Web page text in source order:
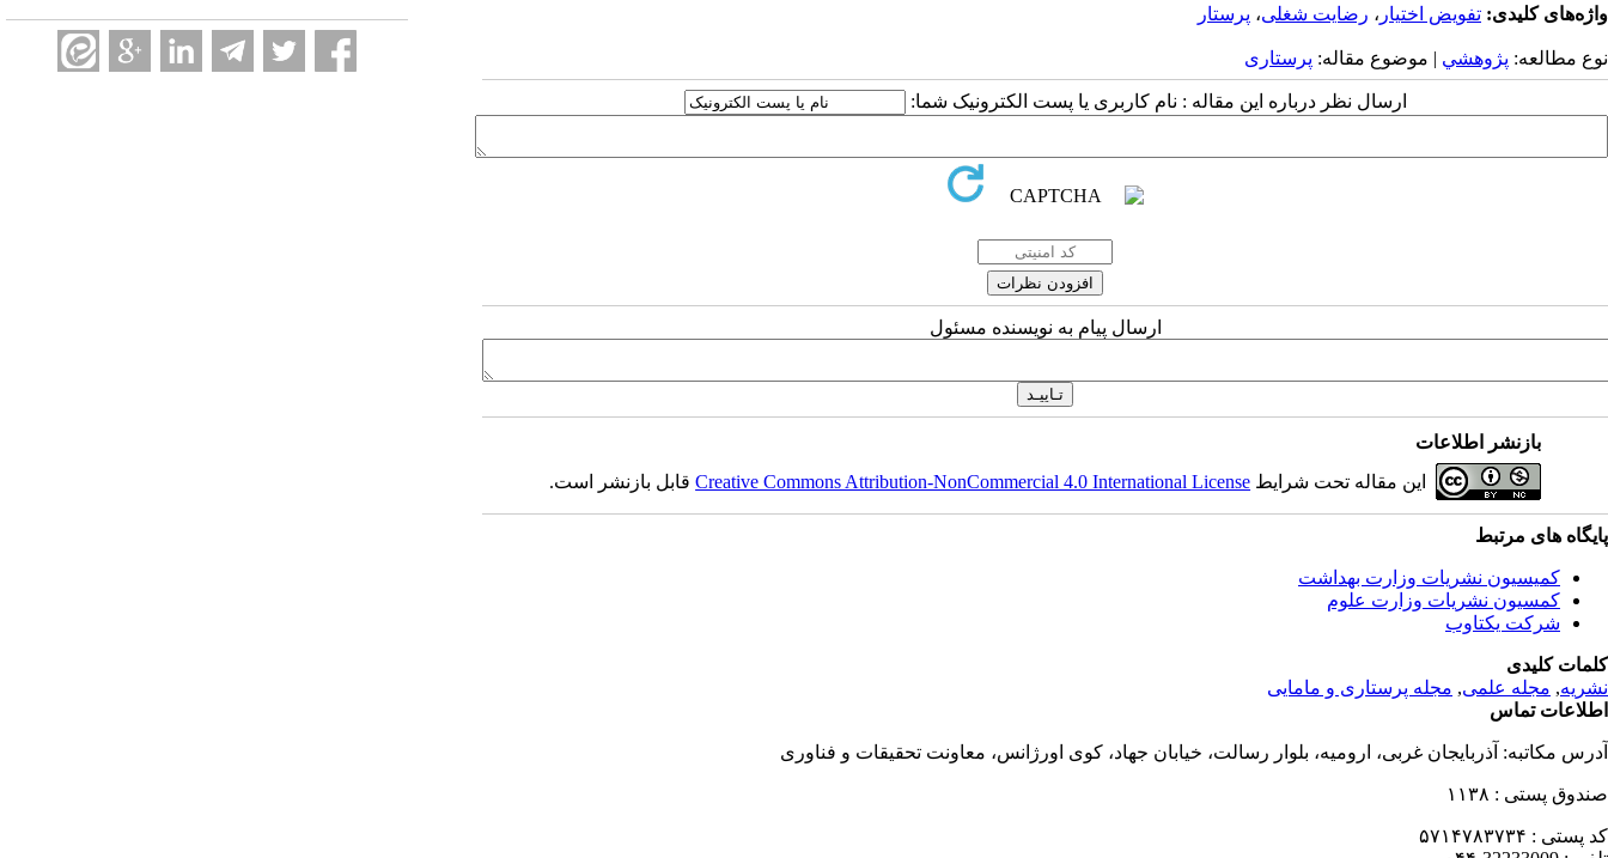
واژه‌های کلیدی: تفویض اختیار ، رضایت شغلی، پرستار
نوع مطالعه: پژوهشي | موضوع مقاله: پرستاری
ارسال نظر درباره این مقاله : نام کاربری یا پست الکترونیک شما:
ارسال پیام به نویسنده مسئول
بازنشر اطلاعات
این مقاله تحت شرایط Creative Commons Attribution-NonCommercial 4.0 International Licenseقابل بازنشر است.
پایگاه های مرتبط
کمیسیون نشریات وزارت بهداشت
کمسیون نشریات وزارت علوم
شرکت یکتاوب
کلمات کلیدی
نشریه, مجله علمی, مجله پرستاری و مامایی
اطلاعات تماس
آدرس مکاتبه: آذربایجان غربی، ارومیه، بلوار رسالت، خیابان جهاد، کوی اورژانس، معاونت تحقیقات و فناوری
صندوق پستی : ۱۱۳۸
کد پستی : ۵۷۱۴۷۸۳۷۳۴